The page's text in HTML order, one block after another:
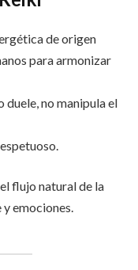
de origen
para armonizar
duele, no manipula el
flujo natural de la
emociones.